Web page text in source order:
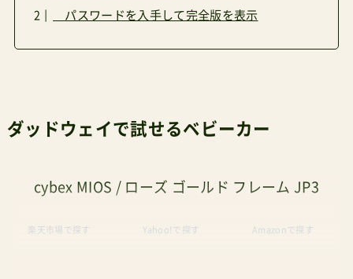
パスワードを入手して完全版を表示
ダッドウェイで試せるベビーカー
cybex MIOS / ローズ ゴールド フレーム JP3
Amazonで探す
楽天市場で探す Yahoo!で探す